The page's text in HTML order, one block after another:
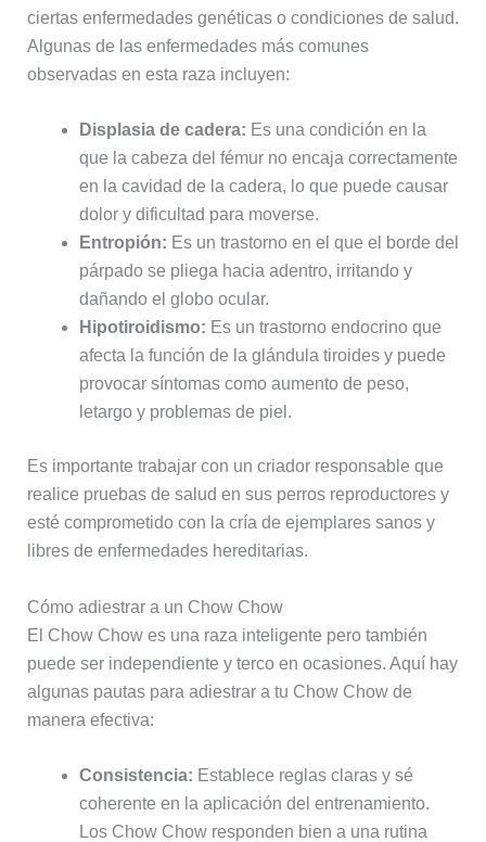
ciertas enfermedades genéticas o condiciones de salud.
Algunas de las enfermedades más comunes
observadas en esta raza incluyen:
Displasia de cadera: Es una condición en la
que la cabeza del fémur no encaja correctamente
en la cavidad de la cadera, lo que puede causar
dolor y dificultad para moverse.
Entropión: Es un trastorno en el que el borde del
párpado se pliega hacia adentro, irritando y
dañando el globo ocular.
Hipotiroidismo: Es un trastorno endocrino que
afecta la función de la glándula tiroides y puede
provocar síntomas como aumento de peso,
letargo y problemas de piel.
Es importante trabajar con un criador responsable que
realice pruebas de salud en sus perros reproductores y
esté comprometido con la cría de ejemplares sanos y
libres de enfermedades hereditarias.
Cómo adiestrar a un Chow Chow
El Chow Chow es una raza inteligente pero también
puede ser independiente y terco en ocasiones. Aquí hay
algunas pautas para adiestrar a tu Chow Chow de
manera efectiva:
Consistencia: Establece reglas claras y sé
coherente en la aplicación del entrenamiento.
Los Chow Chow responden bien a una rutina